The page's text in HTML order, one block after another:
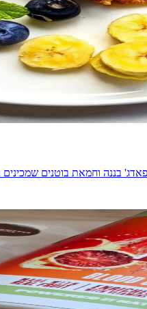
בננה וחמאת בוטנים